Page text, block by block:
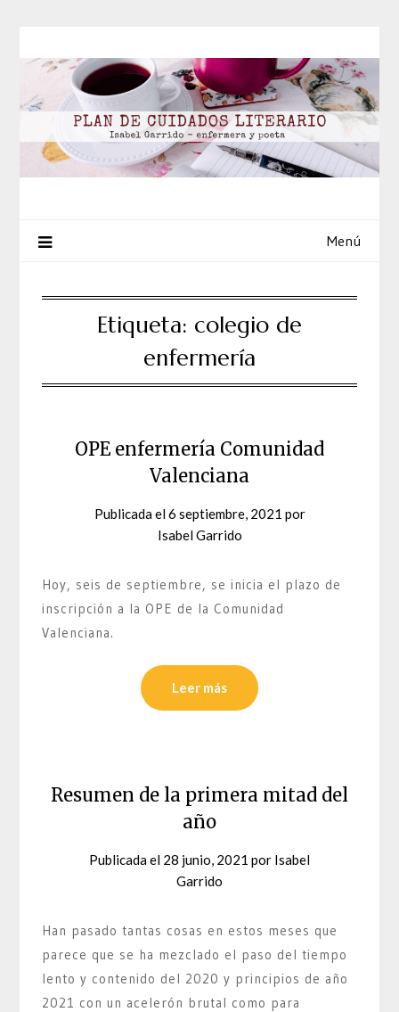
contenido
Menú
Etiqueta: colegio de
enfermería
OPE enfermería Comunidad
Valenciana
Publicada el6 septiembre, 2021 por
Isabel Garrido
Hoy, seis de septiembre, se inicia el plazo de
inscripción a la OPE de la Comunidad
Valenciana.
Leer más
Resumen de la primera mitad del
año
Publicada el 28 junio, 2021 por Isabel
Garrido
Han pasado tantas cosas en estos meses que
parece que se ha mezclado el paso del tiempo
lento y contenido del 2020 y principios de año
2021 con un acelerón brutal como para